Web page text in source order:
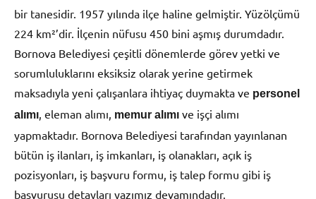
bir tanesidir. 1957 yılında ilçe haline gelmiştir. Yüzölçümü
224 km²’dir. İlçenin nüfusu 450 bini aşmış durumdadır.
Bornova Belediyesi çeşitli dönemlerde görev yetki ve
sorumluluklarını eksiksiz olarak yerine getirmek
maksadıyla yeni çalışanlara ihtiyaç duymakta ve personel
alımı , eleman alımı, memur alımı ve işçi alımı
yapmaktadır. Bornova Belediyesi tarafından yayınlanan
bütün iş ilanları, iş imkanları, iş olanakları, açık iş
pozisyonları, iş başvuru formu, iş talep formu gibi iş
başvurusu detayları yazımız devamındadır.